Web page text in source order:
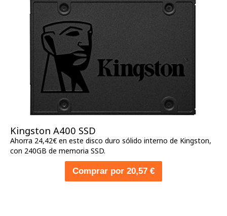
Kingston A400 SSD
Ahorra 24,42€ en este disco duro sólido interno de Kingston,
con 240GB de memoria SSD.
Comprar por 20,57 €